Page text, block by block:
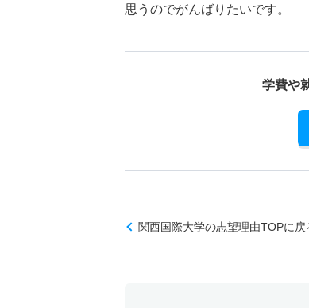
思うのでがんばりたいです。
学費や
関西国際大学の志望理由TOPに戻